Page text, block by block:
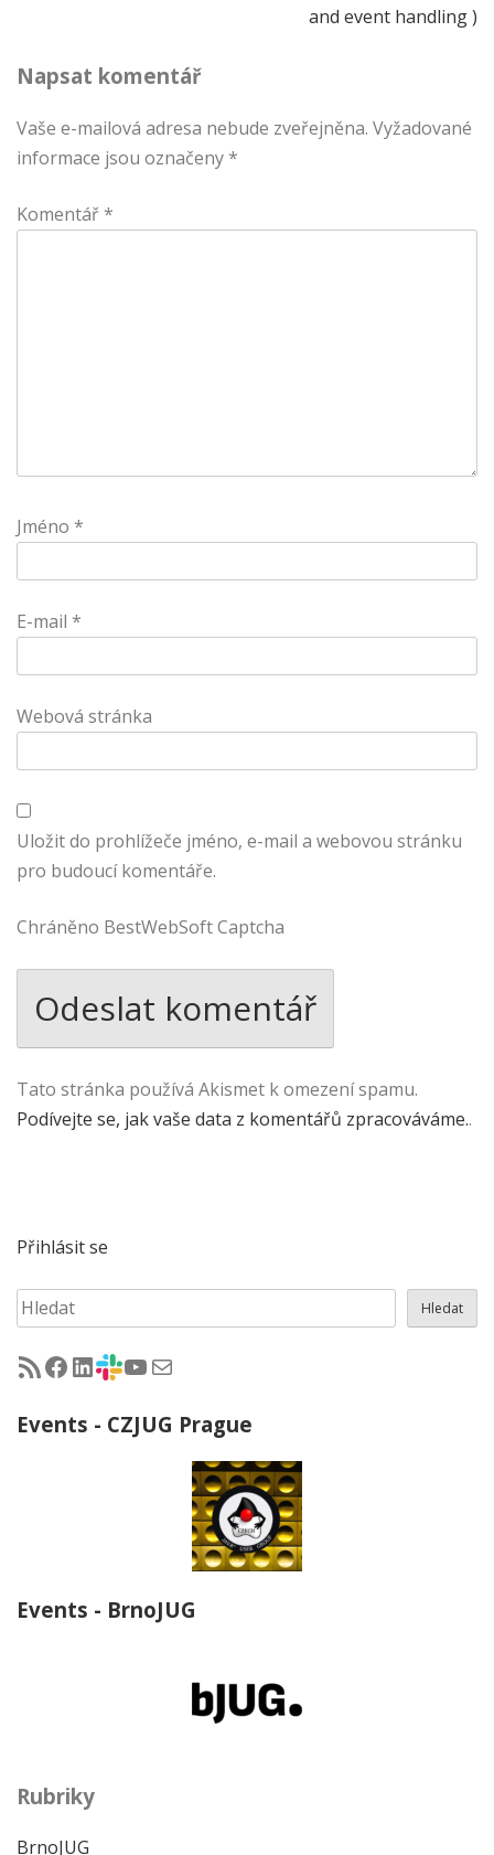
and event handling )
Napsat komentář
Vaše e-mailová adresa nebude zveřejněna. Vyžadované
informace jsou označeny *
Komentář *
Jméno *
E-mail *
Webová stránka
Uložit do prohlížeče jméno, e-mail a webovou stránku
pro budoucí komentáře.
Chráněno BestWebSoft Captcha
Tato stránka používá Akismet k omezení spamu.
Podívejte se, jak vaše data z komentářů zpracováváme..
Přihlásit se
Hledat Hledat
RSS - články na jug.cz
Facebook skupina Czech Java User Group
LinkedIn skupina Czech Java User Group
CZJUG Slack fórum
CZJUG YouTube kanálCZJUG email
Events - CZJUG Prague
Events - BrnoJUG
Rubriky
BrnoJUG